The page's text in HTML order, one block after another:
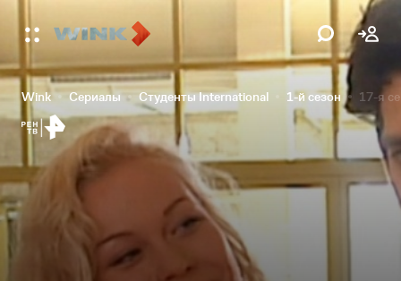
Wink Сериалы Студенты International 1-й сезон 17-я